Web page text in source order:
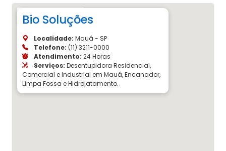
Bio Soluções
Localidade: Mauá - SP
Telefone: (11) 3211-0000
Atendimento: 24 Horas
Serviços: Desentupidora Residencial,
Comercial e Industrial em Mauá, Encanador,
Limpa Fossa e Hidrojatamento.